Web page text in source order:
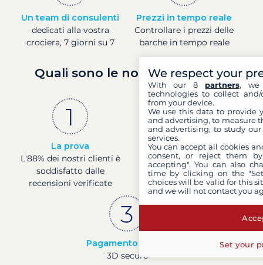
Un team di consulenti
dedicati alla vostra
crociera, 7 giorni su 7
Prezzi in tempo reale
Controllare i prezzi delle
barche in tempo reale
Quali sono le nostre garanzie?
La prova
L'88% dei nostri clienti è
soddisfatto dalle
recensioni verificate
Societá francese
Finanza solida con un
rating di 4 presso la
Banque de France
Pagamento sicuro
3D secure
We respect your
With our 8 partners, we
technologies to collect
from your device.
We use this data to provide
and advertising, to measure
and advertising, to study
services.
You can accept all cookies
consent, or reject them
accepting". You can also
time by clicking on the
choices will be valid for this
and we will not contact you
Set your